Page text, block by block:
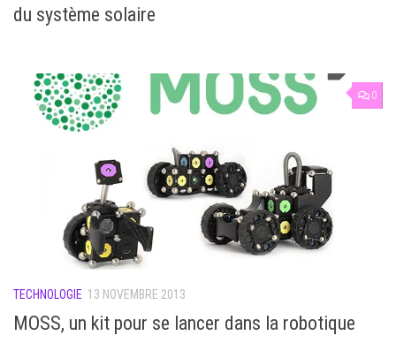
du système solaire
0
TECHNOLOGIE 13 NOVEMBRE 2013
MOSS, un kit pour se lancer dans la robotique